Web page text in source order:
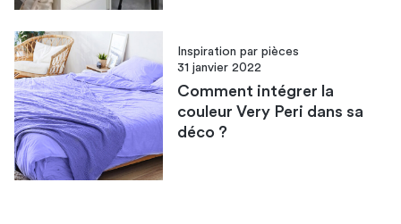
Inspiration par pièces
31 janvier 2022
Comment intégrer la
couleur Very Peri dans sa
déco ?